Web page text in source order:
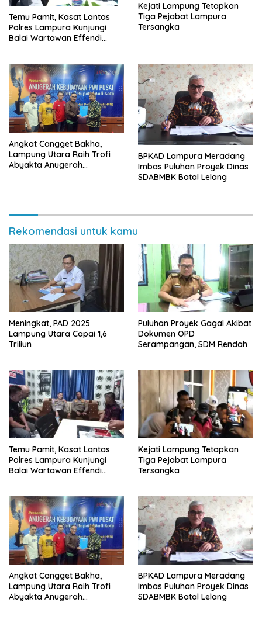
Temu Pamit, Kasat Lantas
Polres Lampura Kunjungi
Balai Wartawan Effendi
Kejati Lampung Tetapkan
Tiga Pejabat Lampura
Tersangka
Angkat Cangget Bakha,
Lampung Utara Raih Trofi
Abyakta Anugerah
BPKAD Lampura Meradang
Imbas Puluhan Proyek Dinas
SDABMBK Batal Lelang
Rekomendasi untuk kamu
Meningkat, PAD 2025
Lampung Utara Capai 1,6
Triliun
Puluhan Proyek Gagal Akibat
Dokumen OPD
Serampangan, SDM Rendah
Temu Pamit, Kasat Lantas
Polres Lampura Kunjungi
Balai Wartawan Effendi
Kejati Lampung Tetapkan
Tiga Pejabat Lampura
Tersangka
Angkat Cangget Bakha,
Lampung Utara Raih Trofi
Abyakta Anugerah
BPKAD Lampura Meradang
Imbas Puluhan Proyek Dinas
SDABMBK Batal Lelang